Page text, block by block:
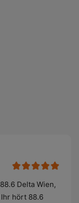
Delta Wien,
hört 88.6